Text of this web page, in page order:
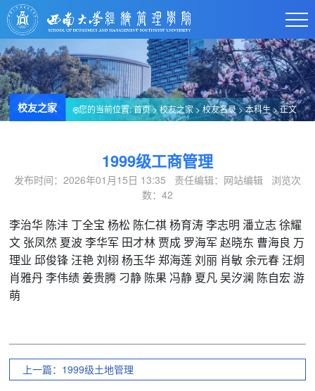
校友之家 您的当前位置:首页>校友之家>校友名录>本科生> 正文
1999级工商管理
发布时间：2026年01月15日 13:35 责任编辑：网站编辑 浏览次
数： 42
李治华 陈沣 丁全宝 杨松 陈仁祺 杨育涛 李志明 潘立志 徐耀
文 张凤然 夏波 李华军 田才林 贾成 罗海军 赵晓东 曹海良 万
理业 邱俊锋 汪艳 刘栩 杨玉华 郑海莲 刘丽 肖敏 余元春 汪炯
肖雅丹 李伟绩 姜贵腾 刁静 陈果 冯静 夏凡 吴汐澜 陈自宏 游
萌
上一篇：1999级土地管理